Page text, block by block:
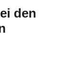
den